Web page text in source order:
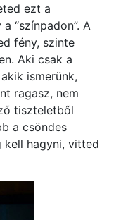
ezt a
“színpadon”. A
fény, szinte
Aki csak a
ismerünk,
ragasz, nem
tiszteletből
a csöndes
kell hagyni, vitted